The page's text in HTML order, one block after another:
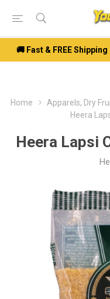
🚚 Fast & FREE
Home
Apparels, Dry
Heera
Heera Lapsi